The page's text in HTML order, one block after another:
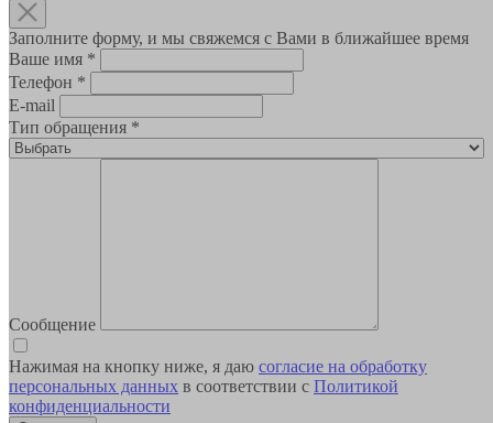
Заполните форму, и мы свяжемся с Вами в ближайшее время
Ваше имя *
Телефон *
E-mail
Тип обращения *
Сообщение
Нажимая на кнопку ниже, я даю согласие на обработку
персональных данных в соответствии с Политикой
конфиденциальности